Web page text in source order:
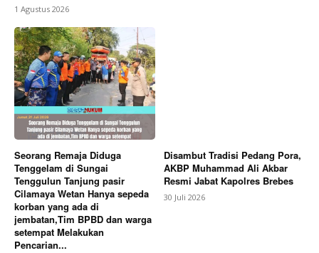
1 Agustus 2026
Seorang Remaja Diduga
Tenggelam di Sungai
Tenggulun Tanjung pasir
Cilamaya Wetan Hanya sepeda
korban yang ada di
jembatan,Tim BPBD dan warga
setempat Melakukan
Pencarian...
Disambut Tradisi Pedang Pora,
AKBP Muhammad Ali Akbar
Resmi Jabat Kapolres Brebes
30 Juli 2026